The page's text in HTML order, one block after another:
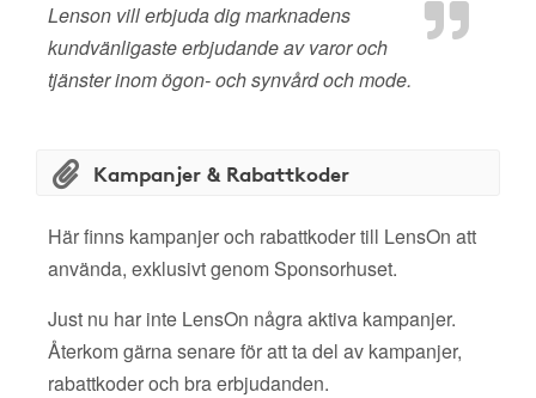
Lenson vill erbjuda dig marknadens
kundvänligaste erbjudande av varor och
tjänster inom ögon- och synvård och mode.
Kampanjer & Rabattkoder
Här finns kampanjer och rabattkoder till LensOn att
använda, exklusivt genom Sponsorhuset.
Just nu har inte LensOn några aktiva kampanjer.
Återkom gärna senare för att ta del av kampanjer,
rabattkoder och bra erbjudanden.